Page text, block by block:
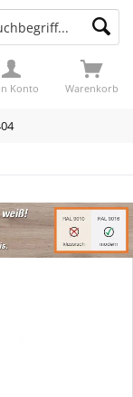
Warenkorb
Konto